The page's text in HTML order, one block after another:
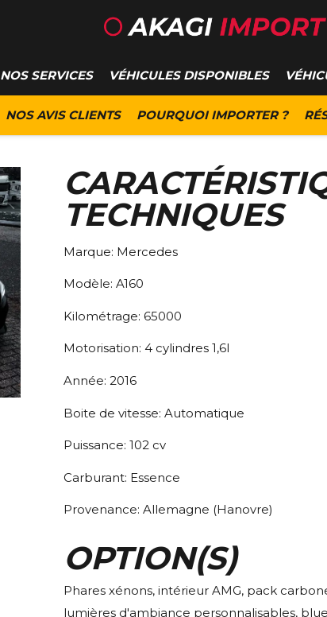
NOS SERVICES VÉHICULES DISPONIBLES
NOS AVIS CLIENTS POURQUOI IMPORTER ?
TECHNIQUES
Marque: Mercedes
Modèle: A160
Kilométrage: 65000
Motorisation: 4 cylindres 1,6l
Année: 2016
Boite de vitesse: Automatique
Puissance: 102 cv
Carburant: Essence
Provenance: Allemagne (Hanovre)
OPTION(S)
Phares xénons, intérieur AMG, pack
lumières d'ambiance personnalisables,